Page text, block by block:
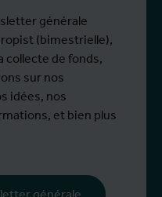
générale
(bimestrielle),
collecte de fonds,
sur nos
idées, nos
et bien plus